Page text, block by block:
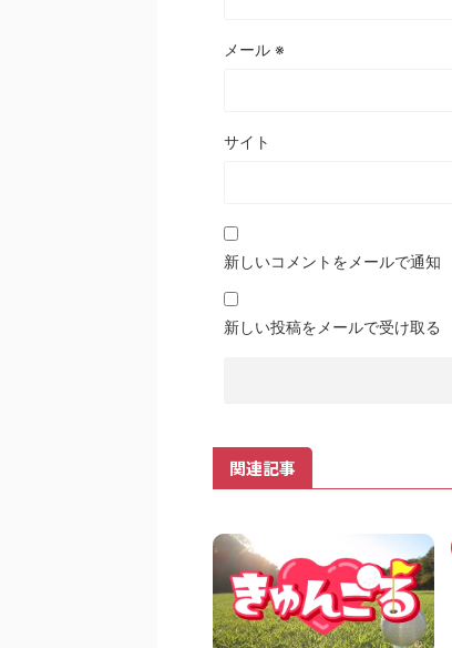
メール ※
サイト
新しいコメントをメールで通知
新しい投稿をメールで受け取る
関連記事